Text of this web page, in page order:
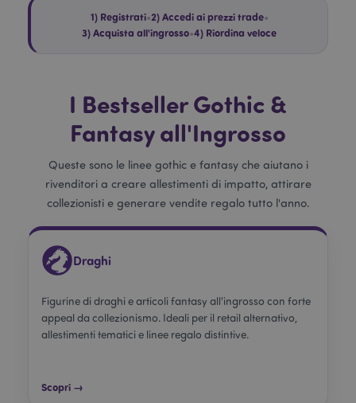
1) Registrati•2) Accedi ai prezzi trade•
3) Acquista all'ingrosso•4) Riordina veloce
I Bestseller Gothic &
Fantasy all'Ingrosso
Queste sono le linee gothic e fantasy che aiutano i
rivenditori a creare allestimenti di impatto, attirare
collezionisti e generare vendite regalo tutto l'anno.
Draghi
Figurine di draghi e articoli fantasy all'ingrosso con forte
appeal da collezionismo. Ideali per il retail alternativo,
allestimenti tematici e linee regalo distintive.
Scopri →